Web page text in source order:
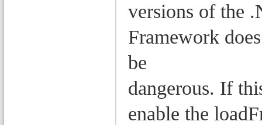
versions of the
Framework
be
dangerous. If
enable the